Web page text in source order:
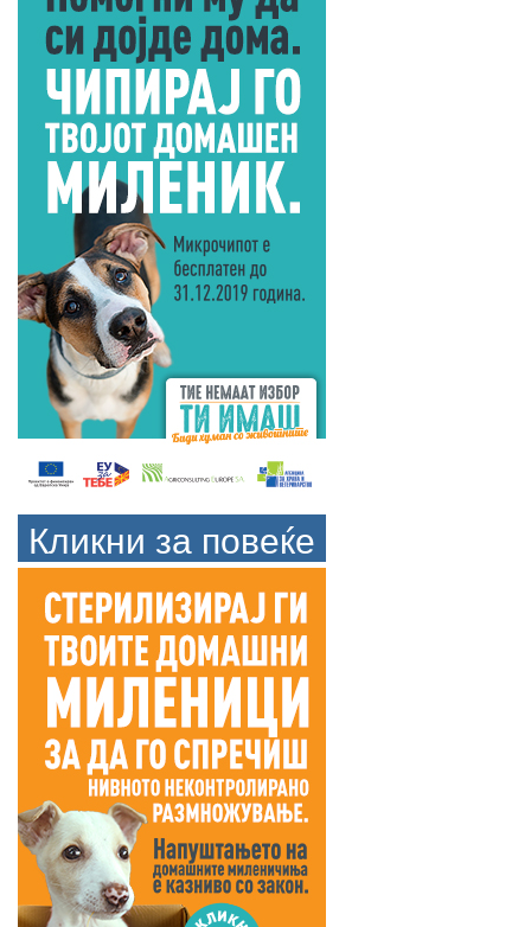
Кликни за повеќе